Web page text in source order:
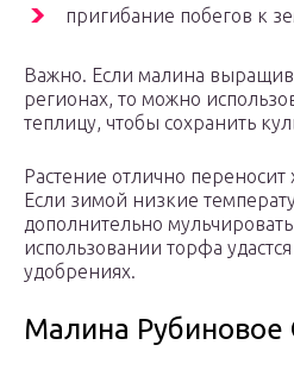
пригибание побегов к
Важно. Если малина
регионах, то можно
теплицу, чтобы сохранить
Растение отлично переносит
Если зимой низкие
дополнительно
использовании торфа
удобрениях.
Малина